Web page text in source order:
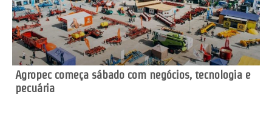
Agropec começa sábado com negócios, tecnologia e
pecuária